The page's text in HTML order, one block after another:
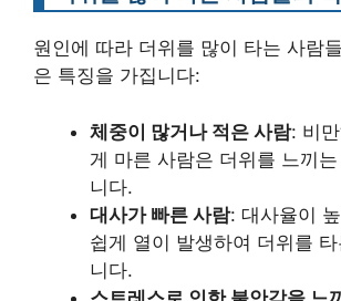
원인에 따라 더위를 많이 타는 사람
은 특징을 가집니다:
체중이 많거나 적은 사람: 비
게 마른 사람은 더위를 느끼
니다.
대사가 빠른 사람: 대사율이
쉽게 열이 발생하여 더위를
니다.